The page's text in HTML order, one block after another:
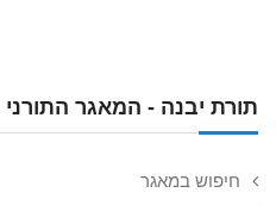
תורת יבנה - המאגר התורני
חיפוש במאגר